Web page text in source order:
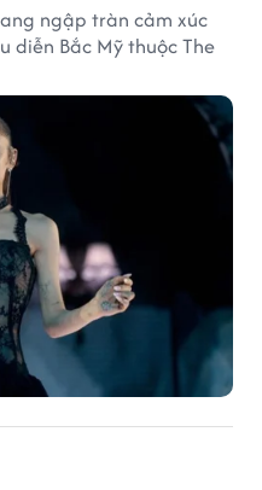
ngập tràn cảm xúc
diễn Bắc Mỹ thuộc The